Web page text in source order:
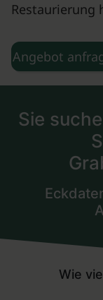
Restaurierung
Angebot